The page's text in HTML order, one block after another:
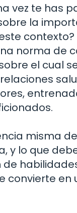
vez te has
la
contexto?
norma de
el cual
misma
y lo que
de
convierte en